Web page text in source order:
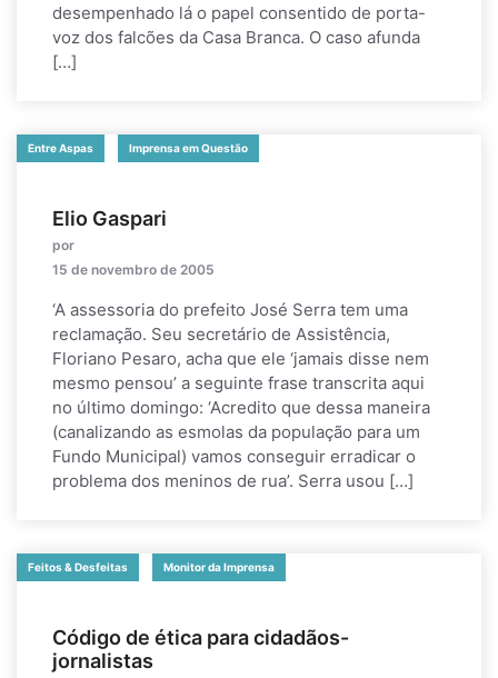
desempenhado lá o papel consentido de porta-
voz dos falcões da Casa Branca. O caso afunda
[…]
Entre Aspas Imprensa em Questão
Elio Gaspari
por
15 de novembro de 2005
‘A assessoria do prefeito José Serra tem uma
reclamação. Seu secretário de Assistência,
Floriano Pesaro, acha que ele ‘jamais disse nem
mesmo pensou’ a seguinte frase transcrita aqui
no último domingo: ‘Acredito que dessa maneira
(canalizando as esmolas da população para um
Fundo Municipal) vamos conseguir erradicar o
problema dos meninos de rua’. Serra usou […]
Feitos & Desfeitas Monitor da Imprensa
Código de ética para cidadãos-
jornalistas